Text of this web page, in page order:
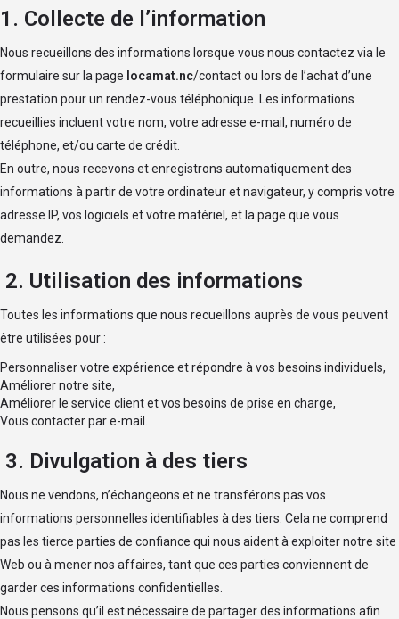
1. Collecte de l’information
Nous recueillons des informations lorsque vous nous contactez via le
formulaire sur la page locamat.nc/contactou lors de l’achat d’une
prestation pour un rendez-vous téléphonique. Les informations
recueillies incluent votre nom, votre adresse e-mail, numéro de
téléphone, et/ou carte de crédit.
En outre, nous recevons et enregistrons automatiquement des
informations à partir de votre ordinateur et navigateur, y compris votre
adresse IP, vos logiciels et votre matériel, et la page que vous
demandez.
2. Utilisation des informations
Toutes les informations que nous recueillons auprès de vous peuvent
être utilisées pour :
Personnaliser votre expérience et répondre à vos besoins individuels,
Améliorer notre site,
Améliorer le service client et vos besoins de prise en charge,
Vous contacter par e-mail.
3. Divulgation à des tiers
Nous ne vendons, n’échangeons et ne transférons pas vos
informations personnelles identifiables à des tiers. Cela ne comprend
pas les tierce parties de confiance qui nous aident à exploiter notre site
Web ou à mener nos affaires, tant que ces parties conviennent de
garder ces informations confidentielles.
Nous pensons qu’il est nécessaire de partager des informations afin